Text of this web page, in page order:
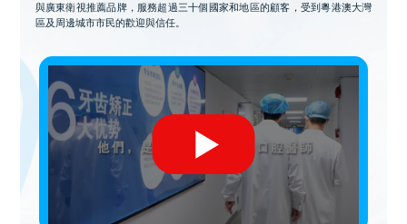
與廣東衛視推薦品牌，服務超過三十個國家和地區的顧客，受到粵港澳大灣
區及周邊城市市民的歡迎與信任。